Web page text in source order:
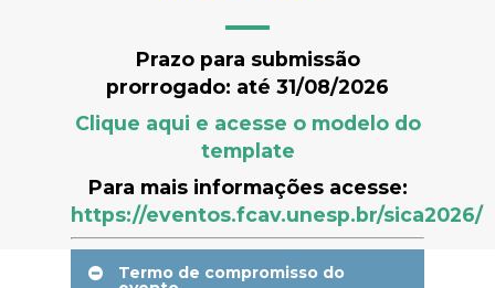
Prazo para submissão
prorrogado: até 31/08/2026
Clique aqui e acesse o modelo do
template
Para mais informações acesse:
https://eventos.fcav.unesp.br/sica2026/
Termo de compromisso do